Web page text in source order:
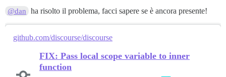
@dan ha risolto il problema, facci sapere se è ancora presente!
github.com/discourse/discourse
FIX: Pass local scope variable to inner
function